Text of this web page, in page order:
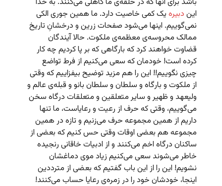
این دبیره یک کمی خاصیت دارد. ما همین جوری الکی
نمی‌گوییم. اینها می‌شود صفحات زرین و درخشانِ تاریخ
ممالک محروسه‌ی معظمه‌ی ملکوت. حالا آیندگان
قضاوت خواهند کرد که بارگاهی که بر پا کردیم چه کار
کرده است! خودمان که سعی می‌کنیم از فرط تواضع
چیزی نگوییم!! این را هم مزید توضیح بیفزاییم که وقتی
از ملکوت و بارگاه و سلطان و سلطان بانو و قبله‌ی عالم و
ولیعهد و ظهیر و سایر متعلقین و متعلقات درگاه سخن
می‌گوییم، وقتی که حرف از رعیت و رعایاست، ما تنها
داریم از همین مجموعه حرف می‌زنیم و تازه در همین
مجموعه هم بعضی اوقات وقتی حس کنیم که بعضی از
ساکنان درگاه اخم می‌کنند و از ادبیات خاقانی رنجیده
خاطر می‌شوند سعی می‌کنیم زیاد موی دماغشان
نشویم! این را از این باب گفتیم که بعضی از مترددین
اینجا، خودشان خود را در زمره‌ی رعایا حساب می‌کنند!